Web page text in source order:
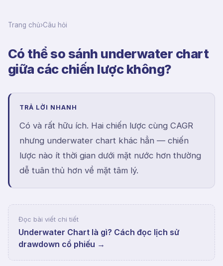
Trang chủ›Câu hỏi
Có thể so sánh underwater chart
giữa các chiến lược không?
TRẢ LỜI NHANH
Có và rất hữu ích. Hai chiến lược cùng CAGR
nhưng underwater chart khác hẳn — chiến
lược nào ít thời gian dưới mặt nước hơn thường
dễ tuân thủ hơn về mặt tâm lý.
Đọc bài viết chi tiết
Underwater Chart là gì? Cách đọc lịch sử
drawdown cổ phiếu →